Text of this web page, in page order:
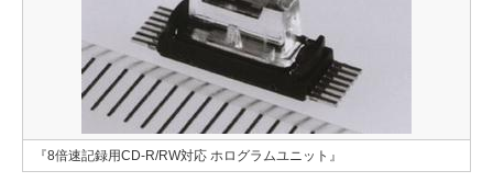
『8倍速記録用CD-R/RW対応 ホログラムユニット』